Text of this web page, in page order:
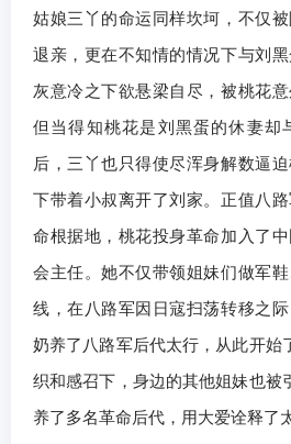
姑娘三丫的命运同样坎坷，不仅
退亲，更在不知情的情况下与刘
灰意冷之下欲悬梁自尽，被桃花
但当得知桃花是刘黑蛋的休妻却
后，三丫也只得使尽浑身解数逼
下带着小叔离开了刘家。正值八
命根据地，桃花投身革命加入了
会主任。她不仅带领姐妹们做军
线，在八路军因日寇扫荡转移之
奶养了八路军后代太行，从此开始
织和感召下，身边的其他姐妹也被
养了多名革命后代，用大爱诠释了